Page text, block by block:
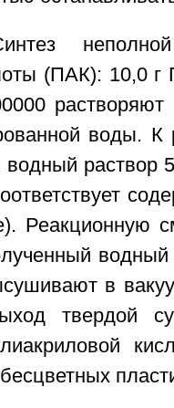
(ПАК): 10,0
воды. К
раствор
Реакционную
водный
в
твердой